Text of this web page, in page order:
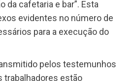
da cafetaria e bar”. Esta
evidentes no número de
para a execução do
pelos testemunhos
trabalhadores estão